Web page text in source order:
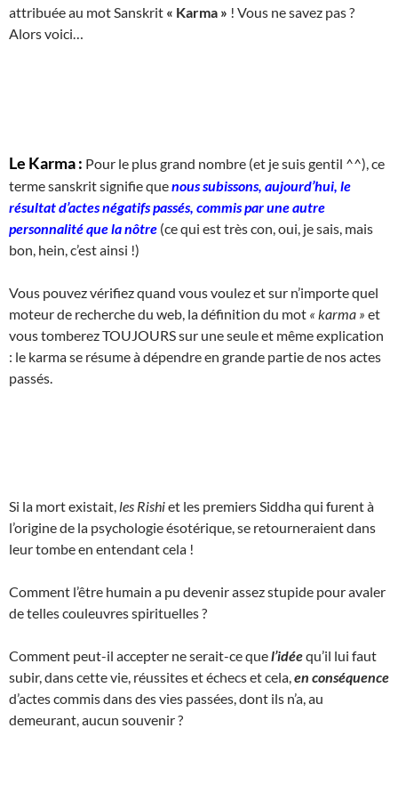
attribuée au mot Sanskrit « Karma » ! Vous ne savez pas ?
Alors voici…
Le Karma : Pour le plus grand nombre (et je suis gentil ^^), ce
terme sanskrit signifie quenous subissons, aujourd’hui, le
résultat d’actes négatifs passés, commis par une autre
personnalité que la nôtre (ce qui est très con, oui, je sais, mais
bon, hein, c’est ainsi !)
Vous pouvez vérifiez quand vous voulez et sur n’importe quel
moteur de recherche du web, la définition du mot « karma » et
vous tomberez TOUJOURS sur une seule et même explication
: le karma se résume à dépendre en grande partie de nos actes
passés.
Si la mort existait, les Rishiet les premiers Siddha qui furent à
l’origine de la psychologie ésotérique, se retourneraient dans
leur tombe en entendant cela !
Comment l’être humain a pu devenir assez stupide pour avaler
de telles couleuvres spirituelles ?
Comment peut-il accepter ne serait-ce quel’idéequ’il lui faut
subir, dans cette vie, réussites et échecs et cela, en conséquence
d’actes commis dans des vies passées, dont ils n’a, au
demeurant, aucun souvenir ?